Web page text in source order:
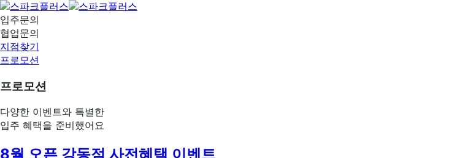
입주문의
협업문의
지점찾기
프로모션
프로모션
다양한 이벤트와 특별한
입주 혜택을 준비했어요
8월 오픈 강동점 사전혜택 이벤트